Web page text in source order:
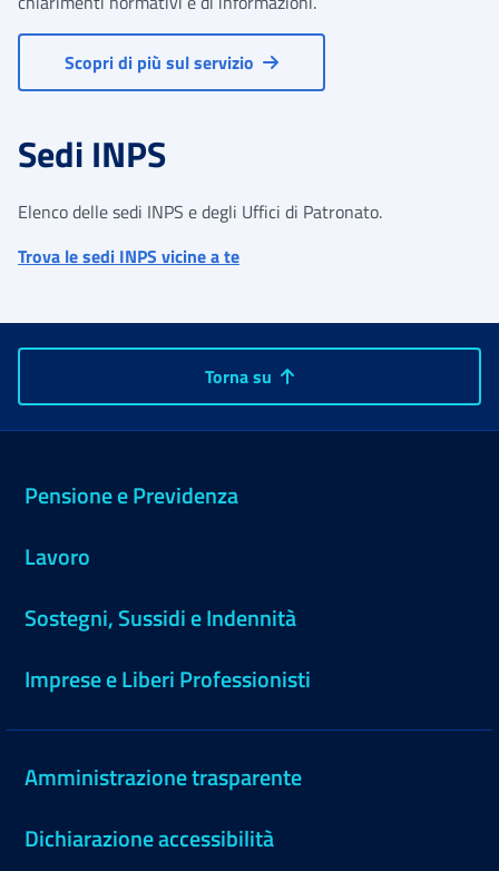
Scopri di più sul servizio
Sedi INPS
Elenco delle sedi INPS e degli Uffici di Patronato.
Trova le sedi INPS vicine a te
Torna su
Pensione e Previdenza
Lavoro
Sostegni, Sussidi e Indennità
Imprese e Liberi Professionisti
Amministrazione trasparente
Dichiarazione accessibilità